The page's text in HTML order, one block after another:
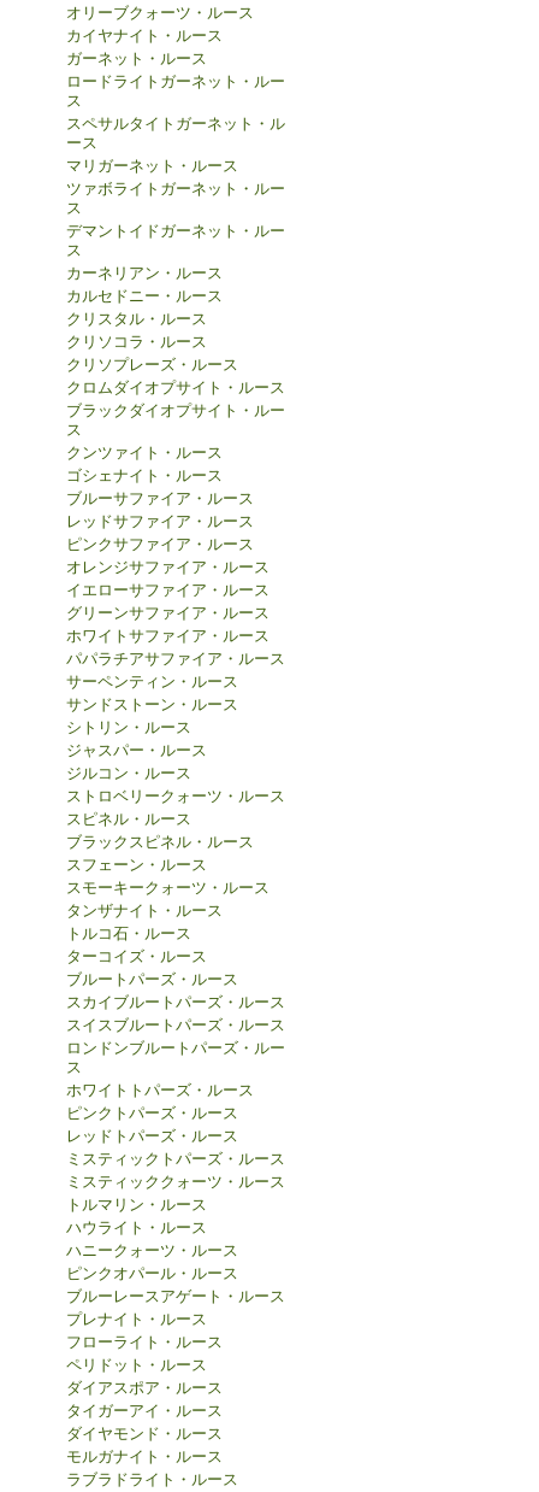
オリーブクォーツ・ルース
カイヤナイト・ルース
ガーネット・ルース
ロードライトガーネット・ルー
ス
スペサルタイトガーネット・ル
ース
マリガーネット・ルース
ツァボライトガーネット・ルー
ス
デマントイドガーネット・ルー
ス
カーネリアン・ルース
カルセドニー・ルース
クリスタル・ルース
クリソコラ・ルース
クリソプレーズ・ルース
クロムダイオプサイト・ルース
ブラックダイオプサイト・ルー
ス
クンツァイト・ルース
ゴシェナイト・ルース
ブルーサファイア・ルース
レッドサファイア・ルース
ピンクサファイア・ルース
オレンジサファイア・ルース
イエローサファイア・ルース
グリーンサファイア・ルース
ホワイトサファイア・ルース
パパラチアサファイア・ルース
サーペンティン・ルース
サンドストーン・ルース
シトリン・ルース
ジャスパー・ルース
ジルコン・ルース
ストロベリークォーツ・ルース
スピネル・ルース
ブラックスピネル・ルース
スフェーン・ルース
スモーキークォーツ・ルース
タンザナイト・ルース
トルコ石・ルース
ターコイズ・ルース
ブルートパーズ・ルース
スカイブルートパーズ・ルース
スイスブルートパーズ・ルース
ロンドンブルートパーズ・ルー
ス
ホワイトトパーズ・ルース
ピンクトパーズ・ルース
レッドトパーズ・ルース
ミスティックトパーズ・ルース
ミスティッククォーツ・ルース
トルマリン・ルース
ハウライト・ルース
ハニークォーツ・ルース
ピンクオパール・ルース
ブルーレースアゲート・ルース
プレナイト・ルース
フローライト・ルース
ペリドット・ルース
ダイアスポア・ルース
タイガーアイ・ルース
ダイヤモンド・ルース
モルガナイト・ルース
ラブラドライト・ルース